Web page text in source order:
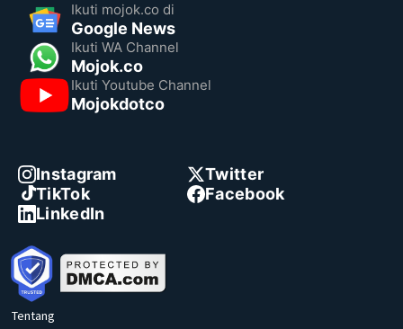
Ikuti mojok.co di
Google News
Ikuti WA Channel
Mojok.co
Ikuti Youtube Channel
Mojokdotco
Instagram
Twitter
TikTok
Facebook
LinkedIn
Tentang